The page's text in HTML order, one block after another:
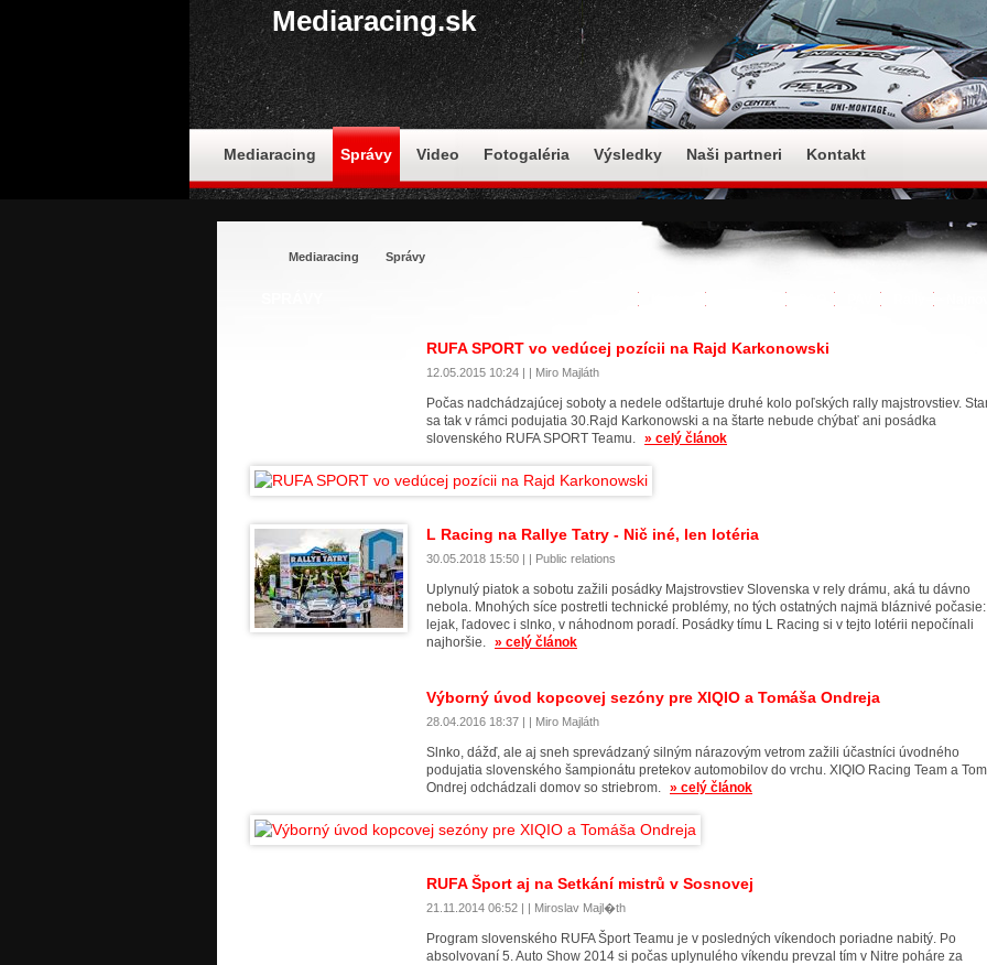
Mediaracing.sk
Mediaracing Správy Video Fotogaléria Výsledky Naši partneri Kontakt
Mediaracing Správy
RUFA SPORT vo vedúcej pozícii na Rajd Karkonowski
12.05.2015 10:24 | | Miro Majláth
Počas nadchádzajúcej soboty a nedele odštartuje druhé kolo poľských rally majstrovstiev.
sa tak v rámci podujatia 30.Rajd Karkonowski a na štarte nebude chýbať ani posádka
slovenského RUFA SPORT Teamu. » celý článok
L Racing na Rallye Tatry - Nič iné, len lotéria
30.05.2018 15:50 | | Public relations
Uplynulý piatok a sobotu zažili posádky Majstrovstiev Slovenska v rely drámu, aká tu dávno
nebola. Mnohých síce postretli technické problémy, no tých ostatných najmä bláznivé počasie:
lejak, ľadovec i slnko, v náhodnom poradí. Posádky tímu L Racing si v tejto lotérii nepočínali
najhoršie. » celý článok
Výborný úvod kopcovej sezóny pre XIQIO a Tomáša Ondreja
28.04.2016 18:37 | | Miro Majláth
Slnko, dážď, ale aj sneh sprevádzaný silným nárazovým vetrom zažili účastníci úvodného
podujatia slovenského šampionátu pretekov automobilov do vrchu. XIQIO Racing Team a
Ondrej odchádzali domov so striebrom. » celý článok
RUFA Šport aj na Setkání mistrů v Sosnovej
21.11.2014 06:52 | | Miroslav Majl�th
Program slovenského RUFA Šport Teamu je v posledných víkendoch poriadne nabitý. Po
absolvovaní 5. Auto Show 2014 si počas uplynulého víkendu prevzal tím v Nitre poháre za